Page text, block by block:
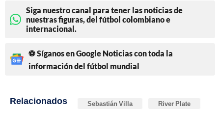
Siga nuestro canal para tener las noticias de
nuestras figuras, del fútbol colombiano e
internacional.
⚽ Síganos en Google Noticias con toda la
información del fútbol mundial
Relacionados Sebastián Villa River Plate